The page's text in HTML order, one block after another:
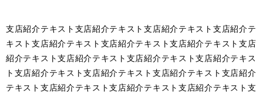
支店紹介テキスト支店紹介テキスト支店紹介テキスト支店紹介テ
キスト支店紹介テキスト支店紹介テキスト支店紹介テキスト支店
紹介テキスト支店紹介テキスト支店紹介テキスト支店紹介テキス
ト支店紹介テキスト支店紹介テキスト支店紹介テキスト支店紹介
テキスト支店紹介テキスト支店紹介テキスト支店紹介テキスト支